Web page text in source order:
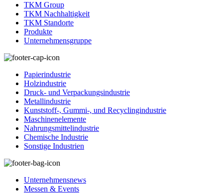
TKM Group
TKM Nachhaltigkeit
TKM Standorte
Produkte
Unternehmensgruppe
Papierindustrie
Holzindustrie
Druck- und Verpackungsindustrie
Metallindustrie
Kunststoff-, Gummi-, und Recyclingindustrie
Maschinenelemente
Nahrungsmittelindustrie
Chemische Industrie
Sonstige Industrien
Unternehmensnews
Messen & Events